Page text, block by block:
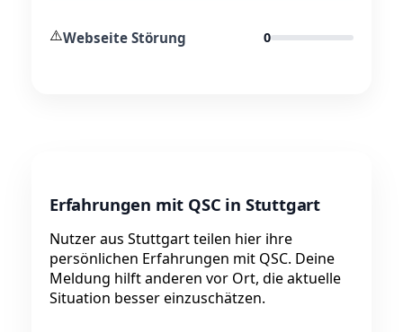
⚠️Webseite Störung 0
Erfahrungen mit QSC in Stuttgart
Nutzer aus Stuttgart teilen hier ihre
persönlichen Erfahrungen mit QSC. Deine
Meldung hilft anderen vor Ort, die aktuelle
Situation besser einzuschätzen.